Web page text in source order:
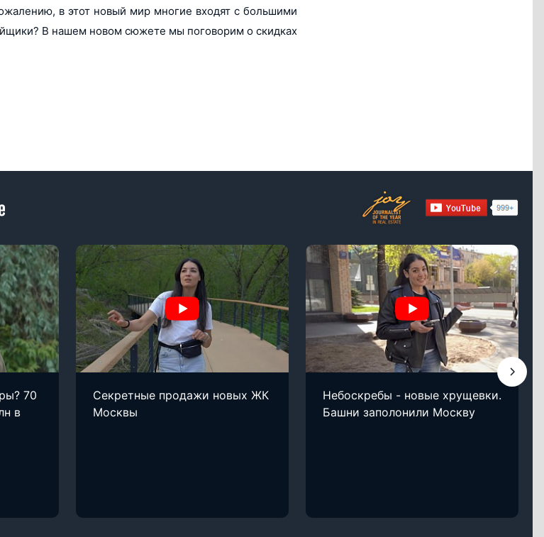
в этот новый мир многие входят с большими
В нашем новом сюжете мы поговорим о скидках
70
в
Секретные продажи новых ЖК
Москвы
Небоскребы - новые хрущевки.
Башни заполонили Москву